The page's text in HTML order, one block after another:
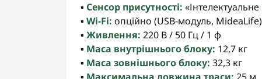
▪️ Сенсор присутності:
▪️ Wi-Fi: опційно (USB-модуль, MideaLife)
▪️ Живлення: 220 В / 50 Гц / 1 ф
▪️ Маса внутрішнього блоку: 12,7 кг
▪️ Маса зовнішнього блоку: 32,3 кг